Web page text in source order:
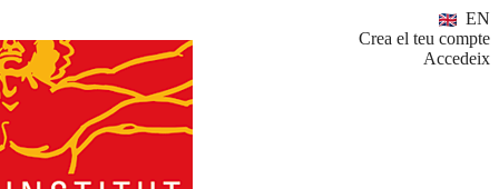
EN
Crea el teu compte
Accedeix